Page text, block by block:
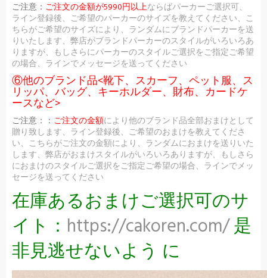
ご注意： ご注文の金額が5990円以上ならばパーカーご選択可、
ライン登録後、ご希望のパーカーのサイズを教えてください、こ
ちらがご希望のサイズにより、ランダムにブランドパーカーを送
りいたします、弊店がブランドパーカーのスタイルがいろいろあ
りますが、もしさらにパーカーのスタイルご選択をご指定ご希望
の場合、ラインでメッセージを送ってください
⑥他のブランド品<靴下、スカーフ、ペット服、ス
リッパ、バッグ、キーホルダー、財布、カードケ
ースなど>
ご注意：： ご注文の金額により他のブランド品全部おまけとして
贈り致します、ライン登録後、ご希望のおまけを教えてくださ
い、こちらがご注文の金額により、ランダムにおまけを送りいた
します、弊店がおまけスタイルがいろいろありますが、もしさら
におまけのスタイルご選択をご指定ご希望の場合、ラインでメッ
セージを送ってください
在庫あるおまけご選択可のサ
イト： https://cakoren.com/是
非見逃せないよう に